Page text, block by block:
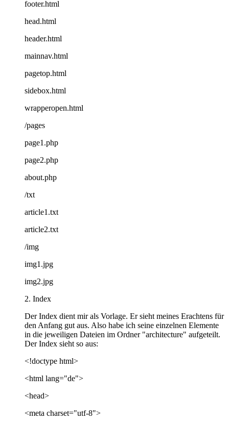
footer.html
head.html
header.html
mainnav.html
pagetop.html
sidebox.html
wrapperopen.html
/pages
page1.php
page2.php
about.php
/txt
article1.txt
article2.txt
/img
img1.jpg
img2.jpg
2. Index
Der Index dient mir als Vorlage. Er sieht meines Erachtens für
den Anfang gut aus. Also habe ich seine einzelnen Elemente
in die jeweiligen Dateien im Ordner "architecture" aufgeteilt.
Der Index sieht so aus:
<!doctype html>
<html lang="de">
<head>
<meta charset="utf-8">